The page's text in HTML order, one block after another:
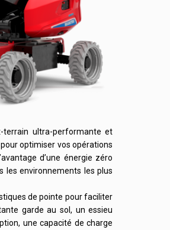
terrain ultra-performante et
optimiser vos opérations
d’une énergie zéro
les environnements les plus
de pointe pour faciliter
garde au sol, un essieu
une capacité de charge